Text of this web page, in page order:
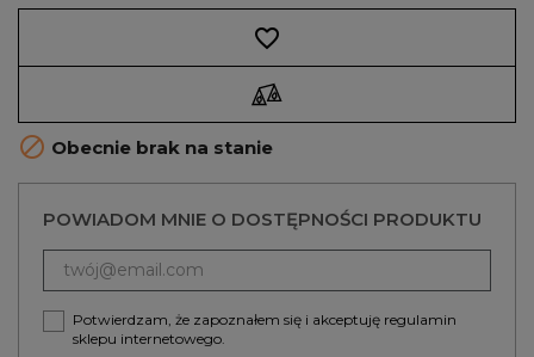
favorite_border
 Obecnie brak na stanie
POWIADOM MNIE O DOSTĘPNOŚCI PRODUKTU
Potwierdzam, że zapoznałem się i akceptuję regulamin
sklepu internetowego.